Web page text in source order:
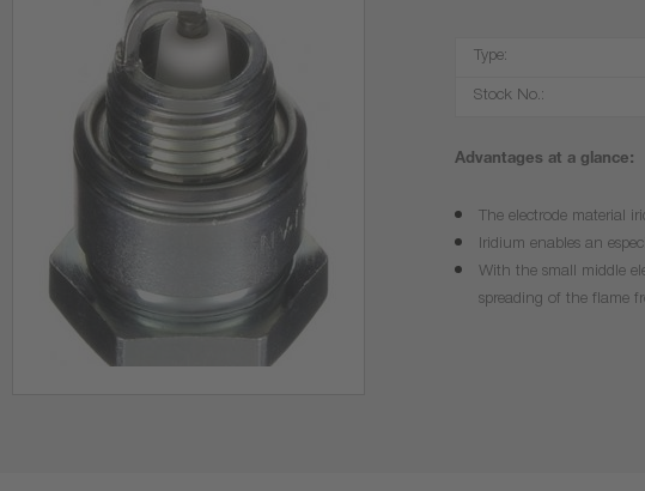
Type:
Stock No.:
Advantages at a glance:
The electrode material
Iridium enables an
With the small middle
spreading of the flame